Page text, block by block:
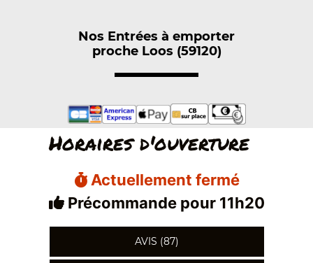
Nos Entrées à emporter
proche Loos (59120)
Horaires d'ouverture
Actuellement fermé
Précommande pour 11h20
AVIS (87)